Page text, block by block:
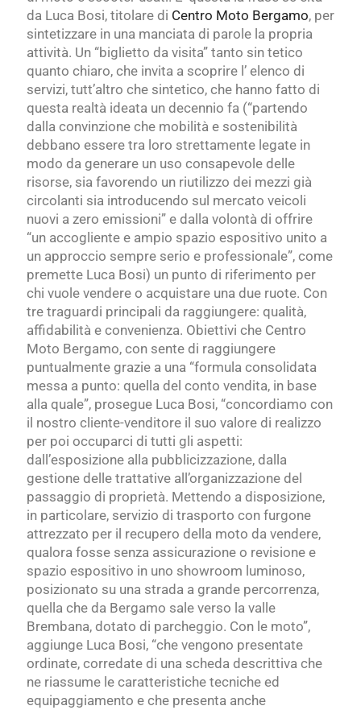
da Luca Bosi, titolare di Centro Moto Bergamo, per
sintetizzare in una manciata di parole la propria
attività. Un “biglietto da visita” tanto sin tetico
quanto chiaro, che invita a scoprire l’ elenco di
servizi, tutt’altro che sintetico, che hanno fatto di
questa realtà ideata un decennio fa (“partendo
dalla convinzione che mobilità e sostenibilità
debbano essere tra loro strettamente legate in
modo da generare un uso consapevole delle
risorse, sia favorendo un riutilizzo dei mezzi già
circolanti sia introducendo sul mercato veicoli
nuovi a zero emissioni” e dalla volontà di offrire
“un accogliente e ampio spazio espositivo unito a
un approccio sempre serio e professionale”, come
premette Luca Bosi) un punto di riferimento per
chi vuole vendere o acquistare una due ruote. Con
tre traguardi principali da raggiungere: qualità,
affidabilità e convenienza. Obiettivi che Centro
Moto Bergamo, con sente di raggiungere
puntualmente grazie a una “formula consolidata
messa a punto: quella del conto vendita, in base
alla quale”, prosegue Luca Bosi, “concordiamo con
il nostro cliente-venditore il suo valore di realizzo
per poi occuparci di tutti gli aspetti:
dall’esposizione alla pubblicizzazione, dalla
gestione delle trattative all’organizzazione del
passaggio di proprietà. Mettendo a disposizione,
in particolare, servizio di trasporto con furgone
attrezzato per il recupero della moto da vendere,
qualora fosse senza assicurazione o revisione e
spazio espositivo in uno showroom luminoso,
posizionato su una strada a grande percorrenza,
quella che da Bergamo sale verso la valle
Brembana, dotato di parcheggio. Con le moto”,
aggiunge Luca Bosi, “che vengono presentate
ordinate, corredate di una scheda descrittiva che
ne riassume le caratteristiche tecniche ed
equipaggiamento e che presenta anche